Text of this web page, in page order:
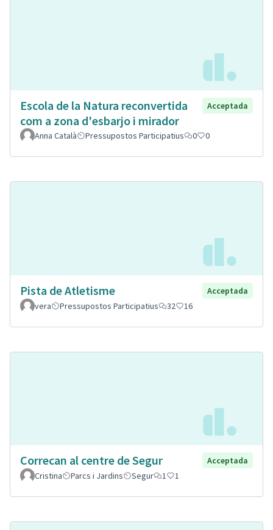
Escola de la Natura reconvertida
com a zona d'esbarjo i mirador
Acceptada
Anna Català Pressupostos Participatius 0 0
Pista de Atletisme
Acceptada
vera
Pressupostos Participatius 32 16
Correcan al centre de Segur
Acceptada
Cristina
Parcs i Jardins Segur 1 1